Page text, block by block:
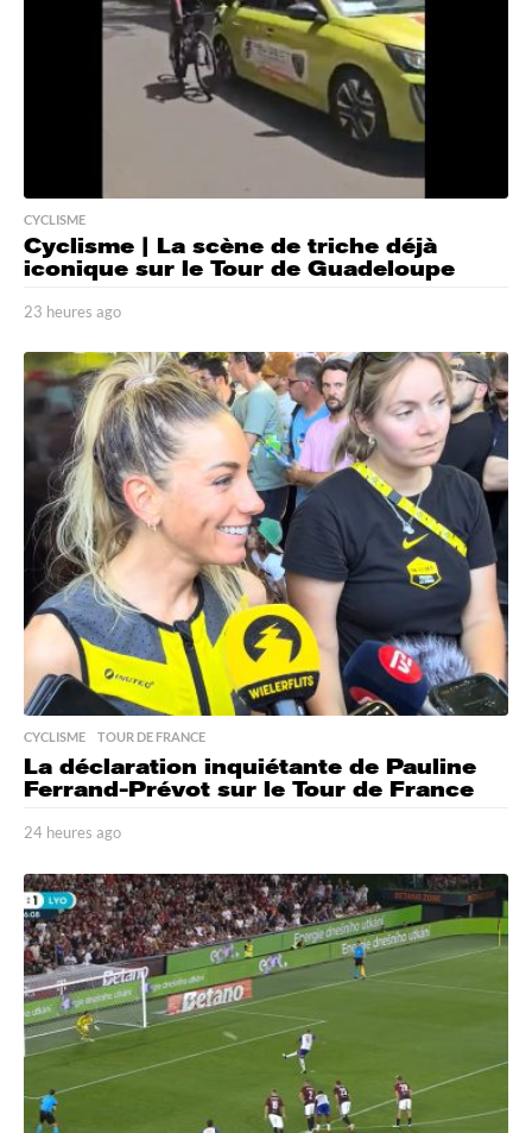
o
CYCLISME
Cyclisme | La scène de triche déjà
iconique sur le Tour de Guadeloupe
23 heures ago
h
e
u
r
e
s
a
g
o
CYCLISME ,TOUR DE FRANCE
La déclaration inquiétante de Pauline
Ferrand-Prévot sur le Tour de France
24 heures ago
h
e
u
r
e
s
a
g